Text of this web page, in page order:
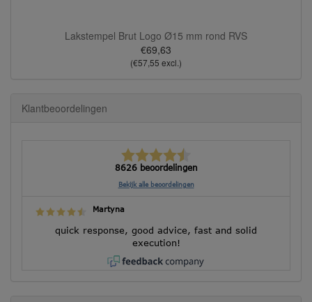
Lakstempel Brut Logo Ø15 mm rond RVS
€69,63
(€57,55 excl.)
Klantbeoordelingen
8626 beoordelingen
Bekijk alle beoordelingen
Martyna
quick response, good advice, fast and solid
execution!